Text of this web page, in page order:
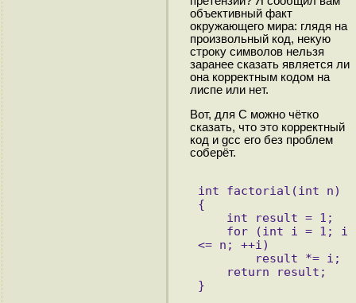
объективный факт
окружающего мира: глядя на
произвольный код, некую
строку символов нельзя
заранее сказать является ли
она корректным кодом на
лиспе или нет.
Вот, для С можно чётко
сказать, что это корректный
код и gcc его без проблем
соберёт.
int factorial(int n)
{
int result = 1;
for (int i = 1; i
<= n; ++i)
result *= i;
return result;
}